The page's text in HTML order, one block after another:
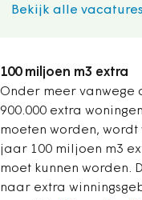
Bekijk alle vacatures
100 miljoen m3 extra
Onder meer vanwege
900.000 extra
moeten worden,
jaar 100 miljoen m3
moet kunnen worden.
naar extra